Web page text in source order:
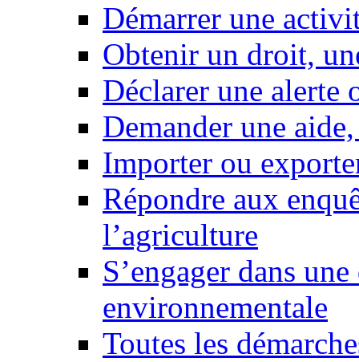
Démarrer une
Obtenir un droit,
Déclarer une alerte
Demander une
Importer ou
Répondre aux
l’agriculture
S’engager dans
environnementale
Toutes les